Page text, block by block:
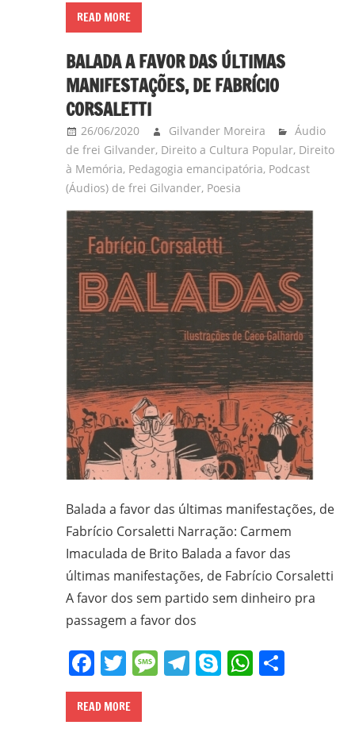
READ MORE
BALADA A FAVOR DAS ÚLTIMAS
MANIFESTAÇÕES, DE FABRÍCIO
CORSALETTI
26/06/2020 Gilvander Moreira
Áudio
de frei Gilvander, Direito a Cultura Popular, Direito
à Memória, Pedagogia emancipatória, Podcast
(Áudios) de frei Gilvander, Poesia
Balada a favor das últimas manifestações, de
Fabrício Corsaletti Narração: Carmem
Imaculada de Brito Balada a favor das
últimas manifestações, de Fabrício Corsaletti
A favor dos sem partido sem dinheiro pra
passagem a favor dos
Facebook
Twitter
Message
Telegram
SkypeShare
READ MORE